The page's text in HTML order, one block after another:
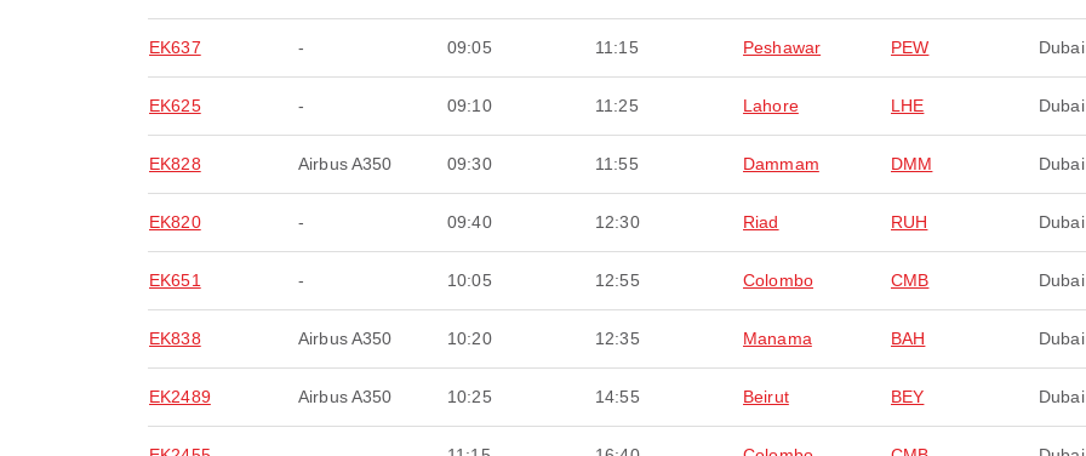
EK637 - 09:05 11:15 Peshawar PEW Dubai
EK625 - 09:10 11:25 Lahore LHE Dubai
EK828 Airbus A350 09:30 11:55 Dammam DMM Dubai
EK820 - 09:40 12:30 Riad RUH Dubai
EK651 - 10:05 12:55 Colombo CMB Dubai
EK838 Airbus A350 10:20 12:35 Manama BAH Dubai
EK2489 Airbus A350 10:25 14:55 Beirut BEY Dubai